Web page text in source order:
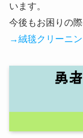
います。
今後もお困りの
→絨毯クリーニ